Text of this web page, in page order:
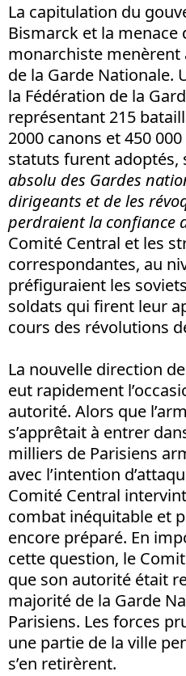
La capitulation du
Bismarck et la menace
monarchiste
de la Garde Nationale.
la Fédération de la
représentant 215
2000 canons et 450
statuts furent adoptés,
absolu des Gardes
dirigeants et de les
perdraient la confiance
Comité Central et les
correspondantes, au
préfiguraient les
soldats qui firent leur
cours des révolutions
La nouvelle direction
eut rapidement
autorité. Alors que
s’apprêtait à entrer
milliers de Parisiens
avec l’intention
Comité Central
combat inéquitable et
encore préparé. En
cette question, le
que son autorité était
majorité de la Garde
Parisiens. Les forces
une partie de la ville
s’en retirèrent.